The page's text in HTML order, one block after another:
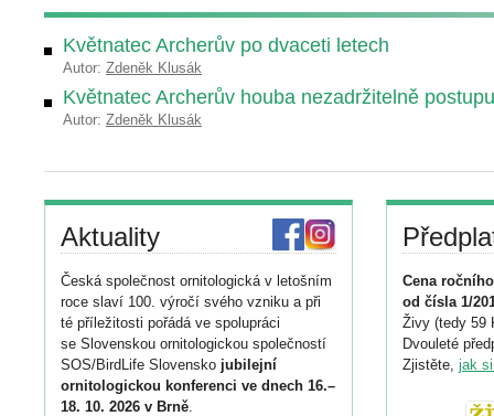
Květnatec Archerův po dvaceti letech
Autor: Zdeněk Klusák
Květnatec Archerův houba nezadržitelně
Autor: Zdeněk Klusák
Aktuality
Česká společnost ornitologická v letošním
roce slaví 100. výročí svého vzniku a při
té příležitosti pořádá ve spolupráci
se Slovenskou ornitologickou společností
SOS/BirdLife Slovensko jubilejní
ornitologickou konferenci ve dnech 16.–
18. 10. 2026 v Brně.
Cena
od čísla 1/
Živy (tedy 59
Dvouleté
Zjistěte, jak